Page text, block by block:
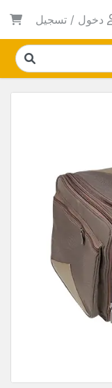
دخول / تسجيل